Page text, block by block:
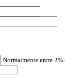
Normalmente entre 2%